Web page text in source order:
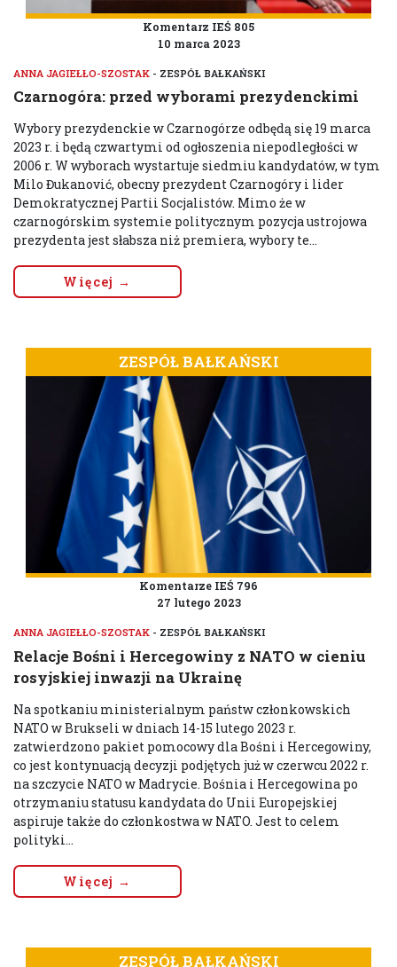
Komentarz IEŚ 805
10 marca 2023
ANNA JAGIEŁŁO-SZOSTAK - ZESPÓŁ BAŁKAŃSKI
Czarnogóra: przed wyborami prezydenckimi
Wybory prezydenckie w Czarnogórze odbędą się 19 marca
2023 r. i będą czwartymi od ogłoszenia niepodległości w
2006 r. W wyborach wystartuje siedmiu kandydatów, w tym
Milo Đukanović, obecny prezydent Czarnogóry i lider
Demokratycznej Partii Socjalistów. Mimo że w
czarnogórskim systemie politycznym pozycja ustrojowa
prezydenta jest słabsza niż premiera, wybory te...
Więcej →
ZESPÓŁ BAŁKAŃSKI
Komentarze IEŚ 796
27 lutego 2023
ANNA JAGIEŁŁO-SZOSTAK - ZESPÓŁ BAŁKAŃSKI
Relacje Bośni i Hercegowiny z NATO w cieniu
rosyjskiej inwazji na Ukrainę
Na spotkaniu ministerialnym państw członkowskich
NATO w Brukseli w dniach 14-15 lutego 2023 r.
zatwierdzono pakiet pomocowy dla Bośni i Hercegowiny,
co jest kontynuacją decyzji podjętych już w czerwcu 2022 r.
na szczycie NATO w Madrycie. Bośnia i Hercegowina po
otrzymaniu statusu kandydata do Unii Europejskiej
aspiruje także do członkostwa w NATO. Jest to celem
polityki...
Więcej →
ZESPÓŁ BAŁKAŃSKI